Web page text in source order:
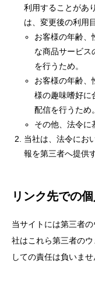
利用することがあ
は、変更後の利用
お客様の年齢、
な商品サービス
を行うため。
お客様の年齢、
様の趣味嗜好に
配信を行うため。
その他、法令に
当社は、法令にお
報を第三者へ提供
リンク先での
当サイトには第三者
社はこれら第三者の
しての責任は負いま